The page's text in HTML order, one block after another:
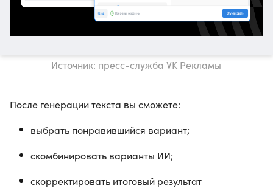
Источник: пресс-служба VK Рекламы
После генерации текста вы сможете:
выбрать понравившийся вариант;
скомбинировать варианты ИИ;
скорректировать итоговый результат